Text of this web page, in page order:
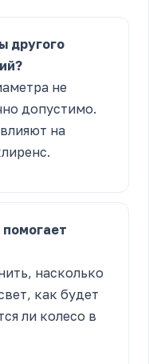
другого
не
допустимо.
на
насколько
как будет
ли колесо в